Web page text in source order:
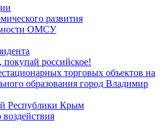
развития
ОМСУ
российское!
торговых объектов на
образования город Владимир
Республики Крым